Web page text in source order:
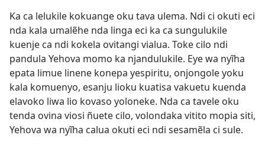
Ka ca lelukile kokuange oku tava ulema. Ndi ci okuti eci
nda kala umalẽhe nda linga eci ka ca sungulukile
kuenje ca ndi kokela ovitangi vialua. Toke cilo ndi
pandula Yehova momo ka njandulukile. Eye wa nyĩha
epata limue linene konepa yespiritu, onjongole yoku
kala komuenyo, esanju lioku kuatisa vakuetu kuenda
elavoko liwa lio kovaso yoloneke. Nda ca tavele oku
tenda ovina viosi ñuete cilo, volondaka vitito mopia siti,
Yehova wa nyĩha calua okuti eci ndi sesamẽla ci sule.